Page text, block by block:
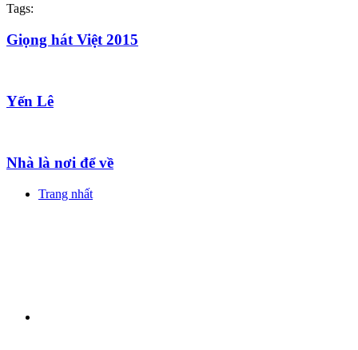
Tags:
Giọng hát Việt 2015
Yến Lê
Nhà là nơi để về
Trang nhất